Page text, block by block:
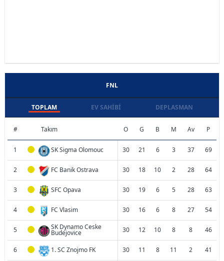
FNL
TOPLAM EV SAHIBI DEPLASMAN
# Takım O G B M Av P
1 SK Sigma Olomouc 30 21 6 3 37 69
2 FC Banik Ostrava 30 18 10 2 28 64
3 SFC Opava 30 19 6 5 28 63
4 FC Vlasim 30 16 6 8 27 54
5 SK Dynamo Ceske
Budejovice 30 12 10 8 8 46
6 1. SC Znojmo FK 30 11 8 11 2 41